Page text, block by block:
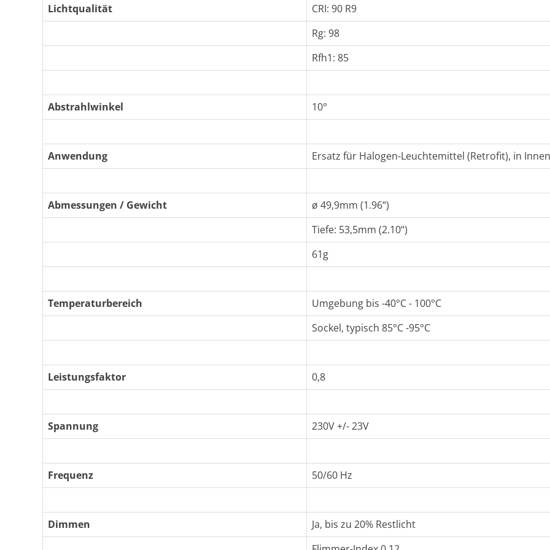
Lichtqualität
CRI: 90 R9
Rg: 98
Rfh1: 85
Abstrahlwinkel 10°
Anwendung Ersatz für Halogen-Leuchtemittel (Retrofit), in
Abmessungen / Gewicht
ø 49,9mm (1.96“)
Tiefe: 53,5mm (2.10“)
61g
Temperaturbereich
Umgebung bis -40°C - 100°C
Sockel, typisch 85°C -95°C
Leistungsfaktor 0,8
Spannung 230V +/- 23V
Frequenz 50/60 Hz
Dimmen
Ja, bis zu 20% Restlicht